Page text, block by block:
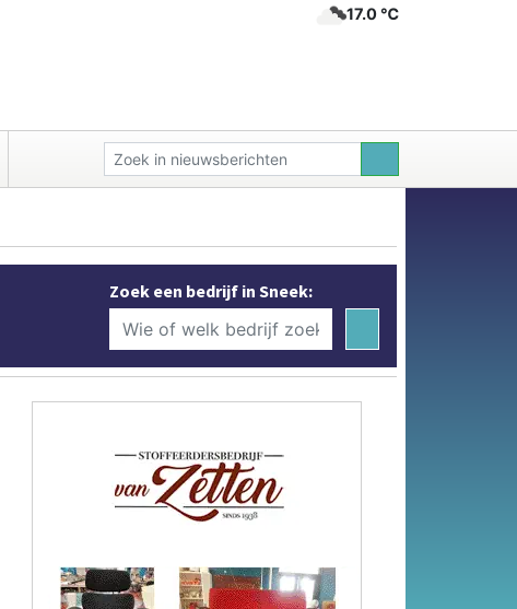
17.0 ℃
Zoek een bedrijf in Sneek: